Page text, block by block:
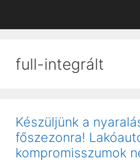
full-integrált
Készüljünk a
főszezonra!
kompromisszumok